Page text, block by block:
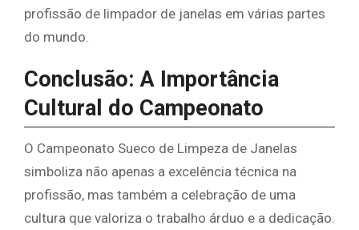
profissão de limpador de janelas em várias partes
do mundo.
Conclusão: A Importância
Cultural do Campeonato
O Campeonato Sueco de Limpeza de Janelas
simboliza não apenas a excelência técnica na
profissão, mas também a celebração de uma
cultura que valoriza o trabalho árduo e a dedicação.